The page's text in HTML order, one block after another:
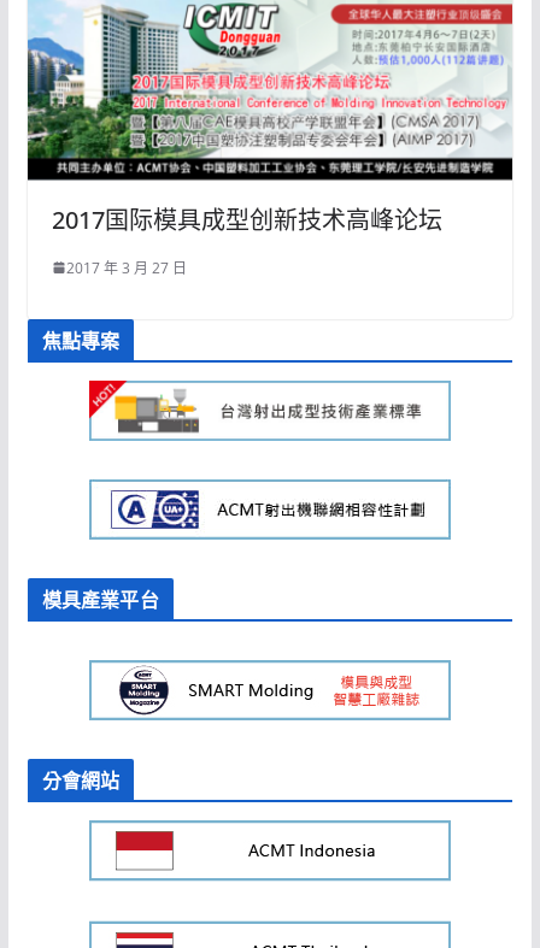
2017国际模具成型创新技术高峰论坛
2017 年 3 月 27 日
焦點專案
模具產業平台
分會網站